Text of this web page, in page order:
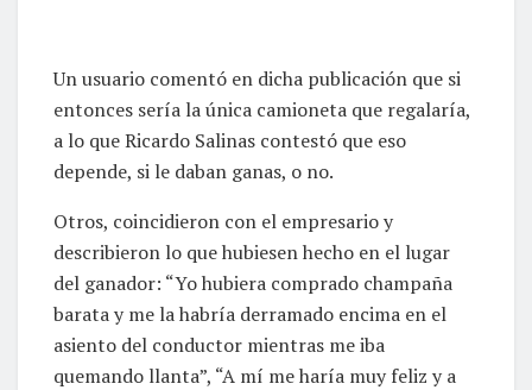
Un usuario comentó en dicha publicación que si
entonces sería la única camioneta que regalaría,
a lo que Ricardo Salinas contestó que eso
depende, si le daban ganas, o no.
Otros, coincidieron con el empresario y
describieron lo que hubiesen hecho en el lugar
del ganador: “Yo hubiera comprado champaña
barata y me la habría derramado encima en el
asiento del conductor mientras me iba
quemando llanta”, “A mí me haría muy feliz y a